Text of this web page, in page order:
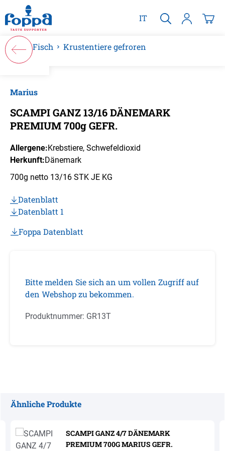
springen
IT
Fisch Krustentiere gefroren
Marius
SCAMPI GANZ 13/16 DÄNEMARK
PREMIUM 700g GEFR.
Allergene:Krebstiere, Schwefeldioxid
Herkunft:Dänemark
700g netto 13/16 STK JE KG
Datenblatt
Datenblatt 1
Foppa Datenblatt
Bitte melden Sie sich an um vollen Zugriff auf
den Webshop zu bekommen.
Produktnummer: GR13T
Ähnliche Produkte
SCAMPI GANZ 4/7 DÄNEMARK
PREMIUM 700G MARIUS GEFR.